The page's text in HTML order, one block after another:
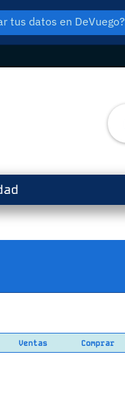
tus datos en DeVuego?
Ventas Comprar